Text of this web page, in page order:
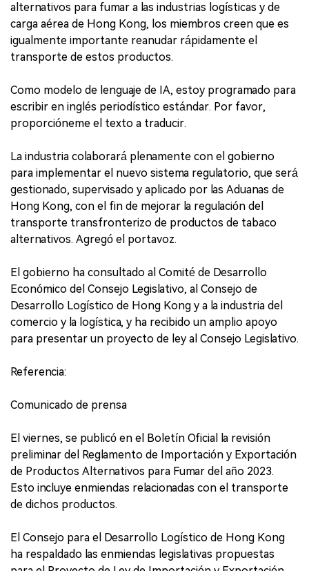
alternativos para fumar a las industrias logísticas y de
carga aérea de Hong Kong, los miembros creen que es
igualmente importante reanudar rápidamente el
transporte de estos productos.
Como modelo de lenguaje de IA, estoy programado para
escribir en inglés periodístico estándar. Por favor,
proporcióneme el texto a traducir.
La industria colaborará plenamente con el gobierno
para implementar el nuevo sistema regulatorio, que será
gestionado, supervisado y aplicado por las Aduanas de
Hong Kong, con el fin de mejorar la regulación del
transporte transfronterizo de productos de tabaco
alternativos. Agregó el portavoz.
El gobierno ha consultado al Comité de Desarrollo
Económico del Consejo Legislativo, al Consejo de
Desarrollo Logístico de Hong Kong y a la industria del
comercio y la logística, y ha recibido un amplio apoyo
para presentar un proyecto de ley al Consejo Legislativo.
Referencia:
Comunicado de prensa
El viernes, se publicó en el Boletín Oficial la revisión
preliminar del Reglamento de Importación y Exportación
de Productos Alternativos para Fumar del año 2023.
Esto incluye enmiendas relacionadas con el transporte
de dichos productos.
El Consejo para el Desarrollo Logístico de Hong Kong
ha respaldado las enmiendas legislativas propuestas